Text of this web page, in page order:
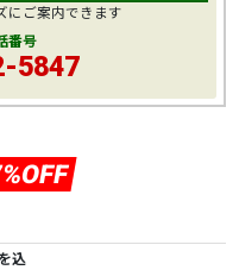
込
にご案内できます
番号
5847